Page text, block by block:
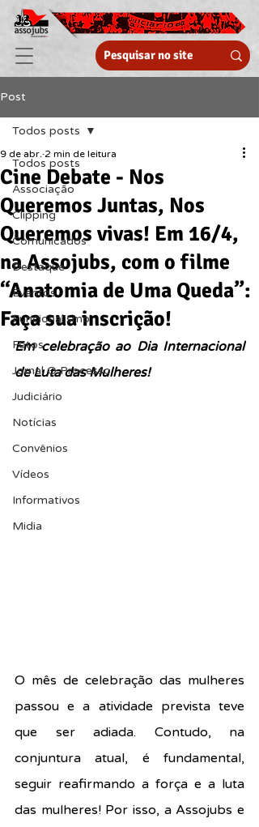
Post
Todos posts
Associação
Clipping
Comunicados
Destaque
Eventos
Funcionalismo
Fotos
Jornal O Processo
Judiciário
Notícias
Convênios
Vídeos
Informativos
Midia
Todos posts
Cine Debate - Nos
Queremos Juntas, Nos
Queremos vivas! Em 16/4,
na Assojubs, com o filme
“Anatomia de Uma Queda”:
Faça sua inscrição!
9 de abr. 2 min de leitura
Em celebração ao Dia Internacional
de Luta das Mulheres!
O mês de celebração das mulheres
passou e a atividade prevista teve
que ser adiada. Contudo, na
conjuntura atual, é fundamental,
seguir reafirmando a força e a luta
das mulheres! Por isso, a Assojubs e